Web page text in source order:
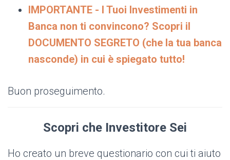
IMPORTANTE - I Tuoi Investimenti in
Banca non ti convincono? Scopri il
DOCUMENTO SEGRETO (che la tua banca
nasconde) in cui è spiegato tutto!
Buon proseguimento.
Scopri che Investitore Sei
Ho creato un breve questionario con cui ti aiuto